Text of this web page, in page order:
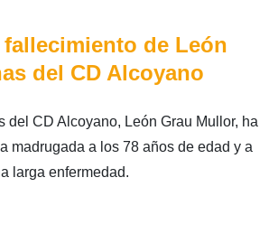
de León
del CD Alcoyano
del CD Alcoyano, León Grau Mullor, ha
madrugada a los 78 años de edad y a
larga enfermedad.